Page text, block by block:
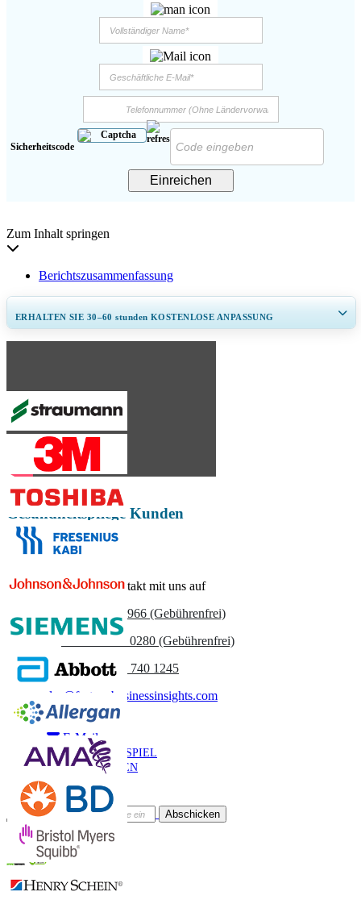
Sicherheitscode
Einreichen
Zum Inhalt springen
Berichtszusammenfassung
ERHALTEN SIE 30–60stunden KOSTENLOSE ANPASSUNG
Gesundheitspflege Kunden
Nehmen Sie Kontakt mit uns auf
US
+1 833 909 2966 (Gebührenfrei)
+44 808 502 0280 (Gebührenfrei)
(APAC) +91 744 740 1245
sales@fortunebusinessinsights.com
Anruf
E-Mail
BEISPIEL
HERUNTERLADEN
Newsletter abonnieren
Abschicken
Online-Vertrauen